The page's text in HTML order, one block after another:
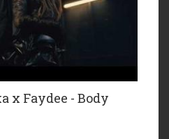
x Faydee - Body